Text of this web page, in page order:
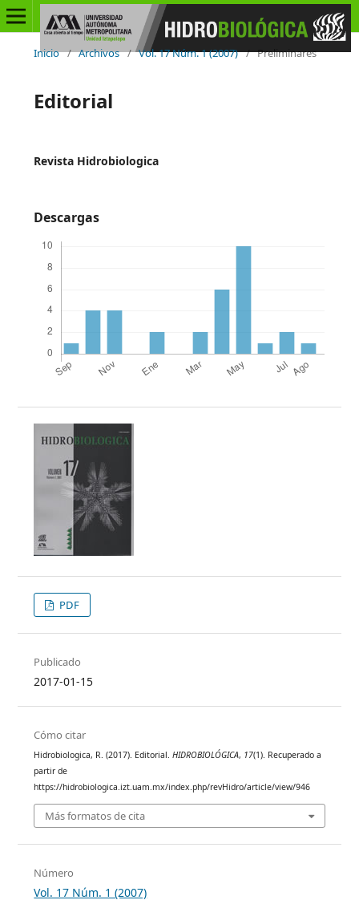
Inicio / Archivos / Vol. 17 Núm. 1 (2007) / Preliminares
Editorial
Revista Hidrobiologica
Descargas
PDF
Publicado
2017-01-15
Cómo citar
Hidrobiologica, R. (2017). Editorial.HIDROBIOLÓGICA, 17(1). Recuperado a
partir de
https://hidrobiologica.izt.uam.mx/index.php/revHidro/article/view/946
Más formatos de cita
Número
Vol. 17 Núm. 1 (2007)